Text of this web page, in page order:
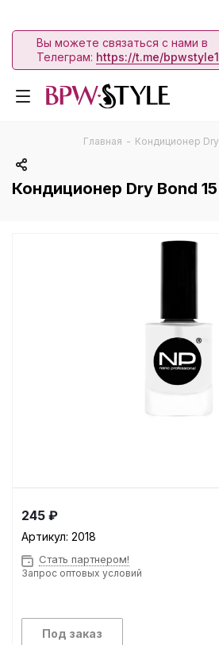
Вы можете связаться с нами в
Телеграм: https://t.me/bpwstyle1
Главная - Кондиционер
Кондиционер Dry Bond
245 ₽
Артикул: 2018
Стать партнером!
Запрос оптовых условий
Под заказ